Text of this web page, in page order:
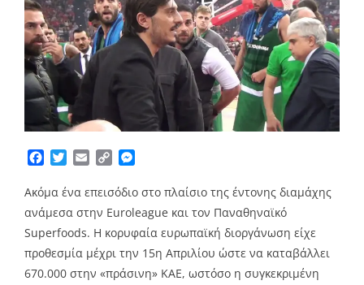
Facebook
TwitterEmailCopy
Ακόμα ένα επεισόδιο στο πλαίσιο της έντονης διαμάχης
ανάμεσα στην Euroleague και τον Παναθηναϊκό
Superfoods. Η κορυφαία ευρωπαϊκή διοργάνωση είχε
προθεσμία μέχρι την 15η Απριλίου ώστε να καταβάλλει
670.000 στην «πράσινη» ΚΑΕ, ωστόσο η συγκεκριμένη